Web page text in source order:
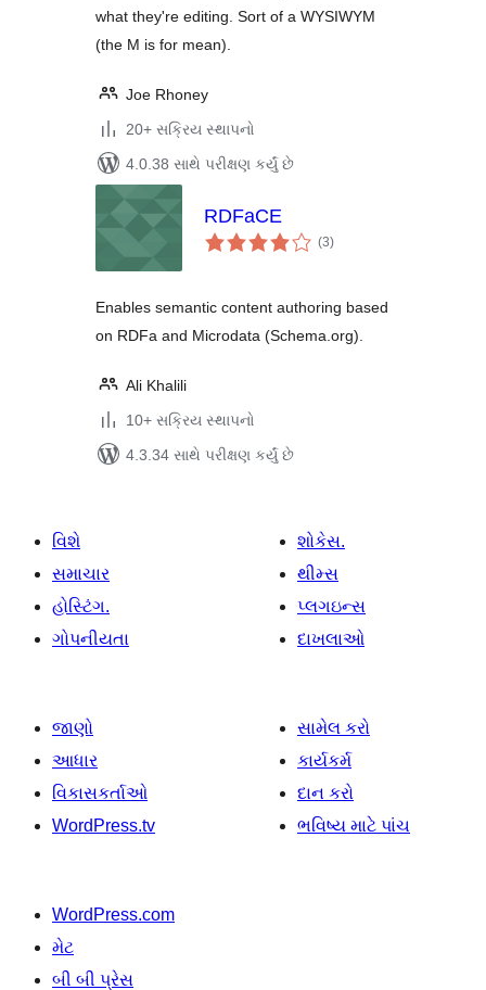
what they're editing. Sort of a WYSIWYM
(the M is for mean).
Joe Rhoney
20+ સક્રિય સ્થાપનો
4.0.38 સાથે પરીક્ષણ કર્યું છે
RDFaCE
(3કુલ
રેટિંગ્સ
)
Enables semantic content authoring based
on RDFa and Microdata (Schema.org).
Ali Khalili
10+ સક્રિય સ્થાપનો
4.3.34 સાથે પરીક્ષણ કર્યું છે
વિશે
સમાચાર
હોસ્ટિંગ.
ગોપનીયતા
શોકેસ.
થીમ્સ
પ્લગઇન્સ
દાખલાઓ
જાણો
આધાર
વિકાસકર્તાઓ
WordPress.tv
સામેલ કરો
કાર્યકર્મ
દાન કરો
ભવિષ્ય માટે પાંચ
WordPress.com
મેટ
બી બી પ્રેસ